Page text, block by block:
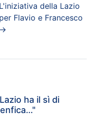
L'iniziativa della Lazio
per Flavio e Francesco
→
ha il sì di